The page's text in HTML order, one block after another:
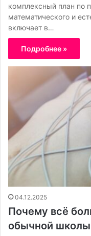
комплексный план по
математического и
включает в…
Подробнее »
04.12.2025
Почему всё
обычной